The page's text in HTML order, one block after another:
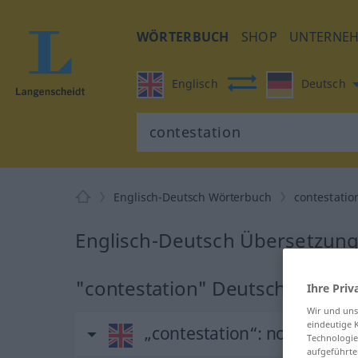
WÖRTERBUCH SHOP
Englisch Deutsch
Englisch-Deutsch Wörterbuch
Englisch-Deutsch
"contestation" Deutsch
„contestation“: noun
Ihre
Wir und
eindeutige